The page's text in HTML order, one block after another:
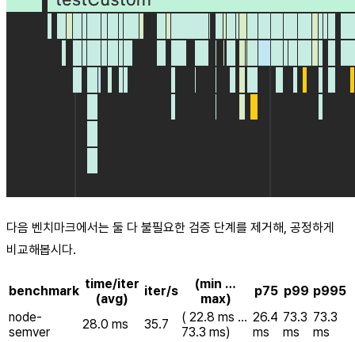
다음 벤치마크에서는 둘 다 불필요한 검증 단계를 제거해, 공정하게
비교해봅시다.
benchmark time/iter
(avg)
iter/s
(min …
max)
p75 p99 p995
node-
semver
28.0 ms 35.7
( 22.8 ms …
73.3 ms)
26.4
ms
73.3
ms
73.3
ms